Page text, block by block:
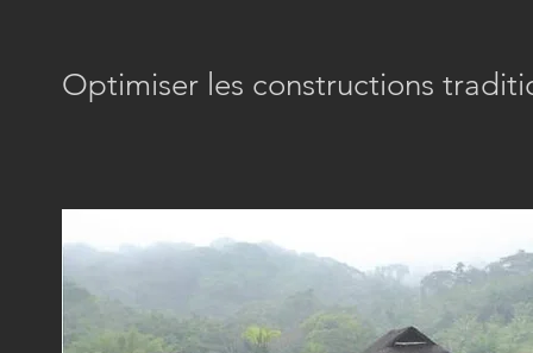
Optimiser les constructions